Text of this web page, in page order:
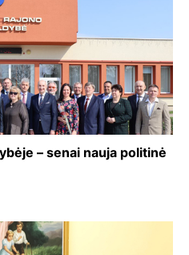
– senai nauja politinė